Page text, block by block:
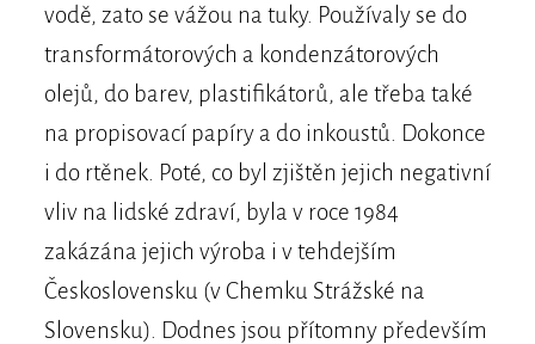
vodě, zato se vážou na tuky. Používaly se do
transformátorových a kondenzátorových
olejů, do barev, plastifikátorů, ale třeba také
na propisovací papíry a do inkoustů. Dokonce
i do rtěnek. Poté, co byl zjištěn jejich negativní
vliv na lidské zdraví, byla v roce 1984
zakázána jejich výroba i v tehdejším
Československu (v Chemku Strážské na
Slovensku). Dodnes jsou přítomny především